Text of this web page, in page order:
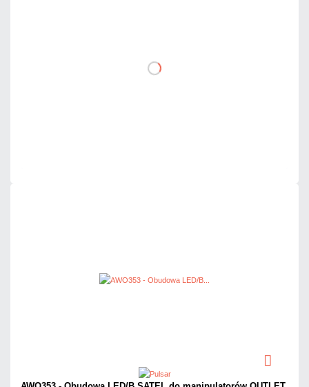
DO KOSZYKA